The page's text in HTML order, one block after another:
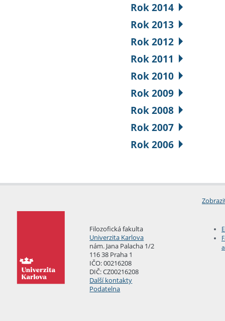
Rok 2014
Rok 2013
Rok 2012
Rok 2011
Rok 2010
Rok 2009
Rok 2008
Rok 2007
Rok 2006
Filozofická fakulta
Univerzita Karlova
nám. Jana Palacha 1/2
116 38 Praha 1
IČO: 00216208
DIČ: CZ00216208
Další kontakty
Podatelna